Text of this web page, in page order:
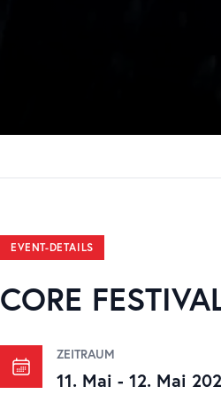
EVENT-DETAILS
CORE
ZEITRAUM
11. Mai - 12. Mai